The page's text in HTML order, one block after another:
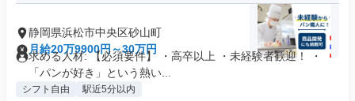
静岡県浜松市中央区砂山町
月給20万9900円～30万円
求める人材: 【必須要件】 ・高卒以上 ・未経験者歓迎！ ・
「パンが好き」という熱い...
シフト自由 駅近5分以内